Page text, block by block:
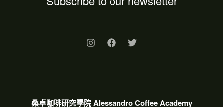
桑卓咖啡研究學院 Alessandro Coffee Academy